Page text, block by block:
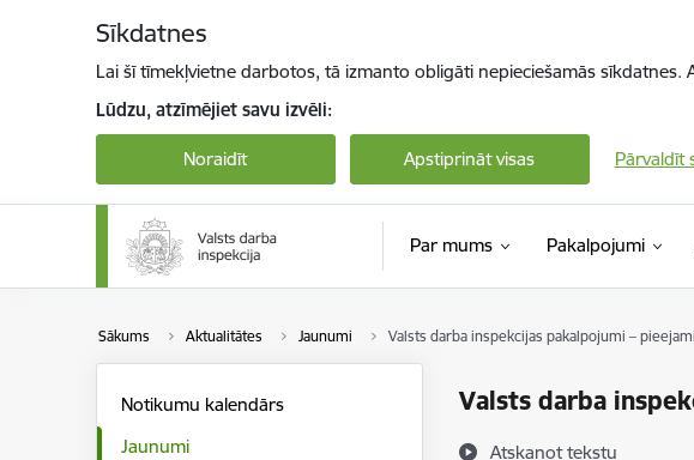
Sīkdatnes
Lai šī tīmekļvietne darbotos, tā izmanto obligāti nepieciešamās
Lūdzu, atzīmējiet savu izvēli:
Noraidīt Apstiprināt visas Pārvaldīt
Par mums Pakalpojumi
Sākums Aktualitātes Jaunumi Valsts darba inspekcijas pakalpojumi –
Valsts darba
Atskaņot tekstu
Notikumu kalendārs
Jaunumi